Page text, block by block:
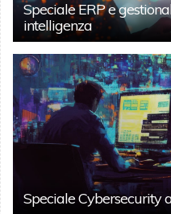
Speciale ERP e
intelligenza
Speciale Cybersecurity